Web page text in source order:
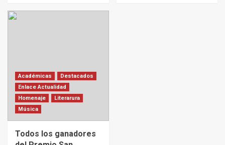
Académicas
Destacados
Enlace Actualidad
Homenaje
Literarura
Música
Todos los ganadores